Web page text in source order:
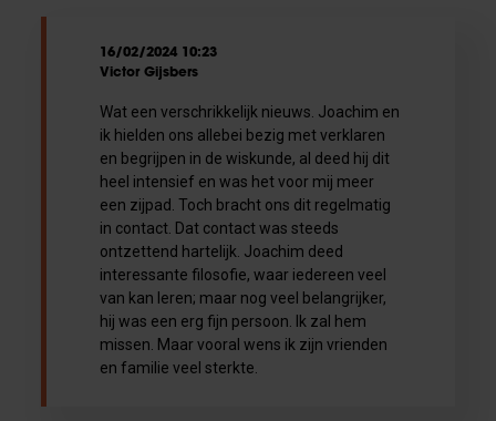
16/02/2024 10:23
Victor Gijsbers
Wat een verschrikkelijk nieuws. Joachim en
ik hielden ons allebei bezig met verklaren
en begrijpen in de wiskunde, al deed hij dit
heel intensief en was het voor mij meer
een zijpad. Toch bracht ons dit regelmatig
in contact. Dat contact was steeds
ontzettend hartelijk. Joachim deed
interessante filosofie, waar iedereen veel
van kan leren; maar nog veel belangrijker,
hij was een erg fijn persoon. Ik zal hem
missen. Maar vooral wens ik zijn vrienden
en familie veel sterkte.